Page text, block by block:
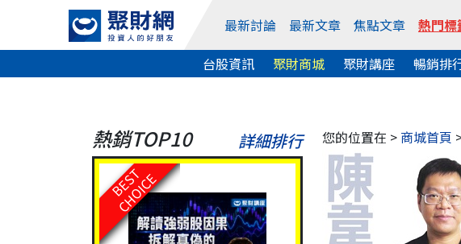
最新討論 最新文章 焦點文章 熱門標
台股資訊
聚財商城 聚財講座 暢銷排
熱銷TOP10 詳細排行
BEST
CHOICE
您的位置在 > 商城首頁